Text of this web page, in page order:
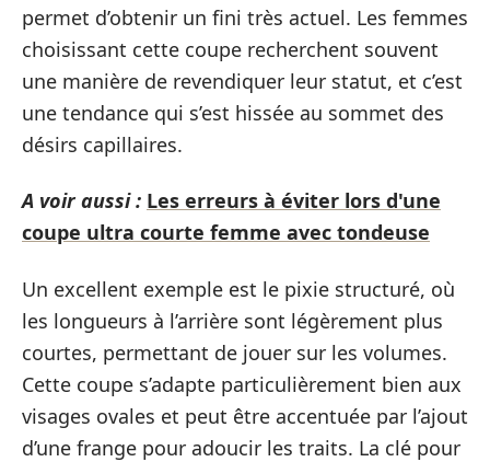
permet d’obtenir un fini très actuel. Les femmes
choisissant cette coupe recherchent souvent
une manière de revendiquer leur statut, et c’est
une tendance qui s’est hissée au sommet des
désirs capillaires.
A voir aussi : Les erreurs à éviter lors d'une
coupe ultra courte femme avec tondeuse
Un excellent exemple est le pixie structuré, où
les longueurs à l’arrière sont légèrement plus
courtes, permettant de jouer sur les volumes.
Cette coupe s’adapte particulièrement bien aux
visages ovales et peut être accentuée par l’ajout
d’une frange pour adoucir les traits. La clé pour